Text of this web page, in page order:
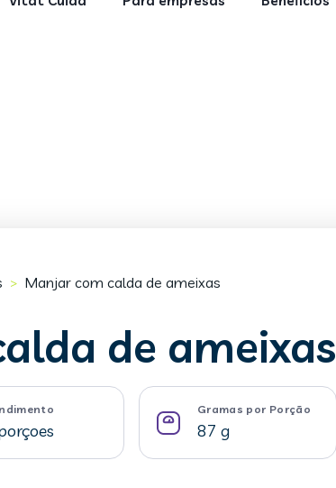
> Manjar com calda de ameixas
de ameixas
Gramas por Porção
87 g